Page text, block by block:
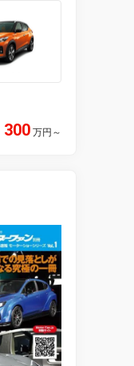
300 万円 ～